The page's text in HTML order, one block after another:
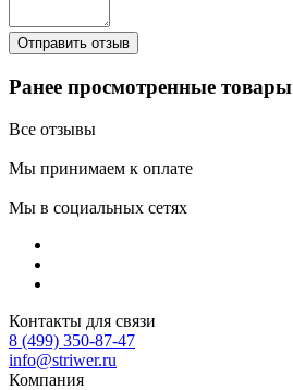
Ранее просмотренные товары
Все отзывы
Мы принимаем к оплате
Мы в социальных сетях
Контакты для связи
8 (499) 350-87-47
info@striwer.ru
Компания